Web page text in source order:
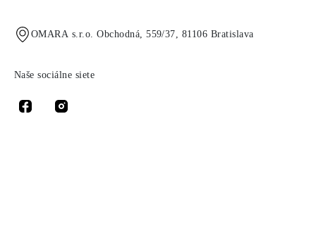
OMARA s.r.o. Obchodná, 559/37, 81106 Bratislava
Naše sociálne siete